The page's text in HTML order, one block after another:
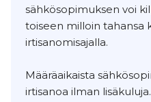
sähkösopimuksen voi
toiseen milloin tahansa
irtisanomisajalla.
Määräaikaista
irtisanoa ilman